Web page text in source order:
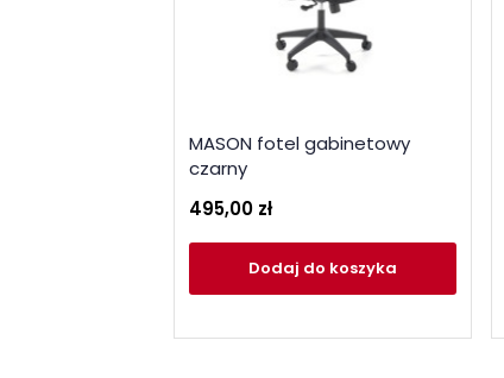
MASON fotel gabinetowy
czarny
495,00 zł
Dodaj do koszyka